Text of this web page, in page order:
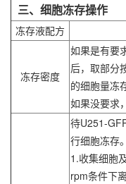
三、细胞冻存操作
冻存液配方
冻存密度
如果是有要
后，取部分
的细胞量冻
如果没要求
待U251-
行细胞冻存
1.收集细胞
rpm条件下